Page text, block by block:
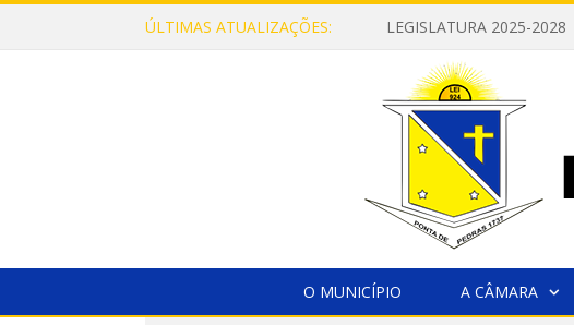
ÚLTIMAS ATUALIZAÇÕES: LEGISLATURA 2025-2028
O MUNICÍPIO A CÂMARA